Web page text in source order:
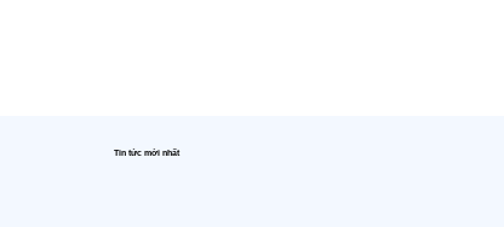
Tin tức mới nhất